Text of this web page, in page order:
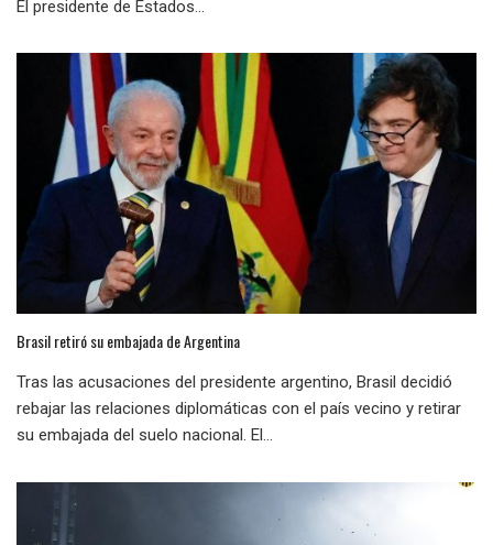
El presidente de Estados...
Brasil retiró su embajada de Argentina
Tras las acusaciones del presidente argentino, Brasil decidió
rebajar las relaciones diplomáticas con el país vecino y retirar
su embajada del suelo nacional. El...